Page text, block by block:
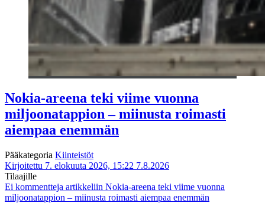
Nokia-areena teki viime vuonna
miljoonatappion – miinusta roimasti
aiempaa enemmän
Pääkategoria Kiinteistöt
Kirjoitettu 7. elokuuta 2026, 15:22 7.8.2026
Tilaajille
Ei kommentteja artikkeliin Nokia-areena teki viime vuonna
miljoonatappion – miinusta roimasti aiempaa enemmän